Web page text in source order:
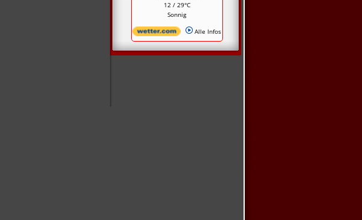
12 / 29°C
Sonnig
Alle Infos